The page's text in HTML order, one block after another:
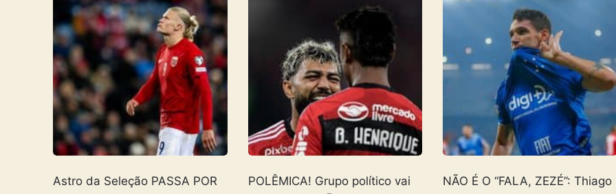
Astro da Seleção PASSA POR
POLÊMICA! Grupo político vai
NÃO É O “FALA, ZEZÉ”: Thiago